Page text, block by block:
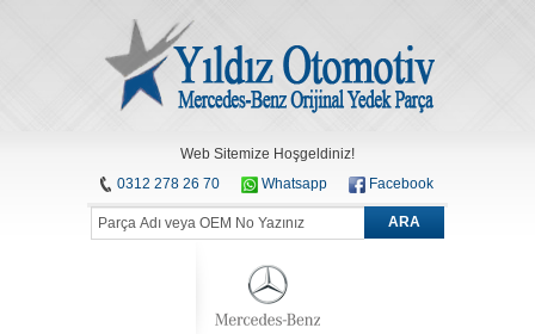
Web Sitemize Hoşgeldiniz!
0312 278 26 70
Whatsapp Facebook
ARA